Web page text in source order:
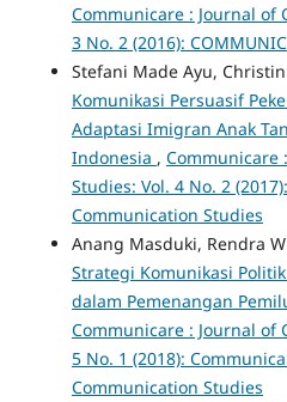
Communicare : Journal of
3 No. 2 (2016):
Stefani Made Ayu,
Komunikasi Persuasif
Adaptasi Imigran Anak
Indonesia , Communicare
Studies: Vol. 4 No. 2
Communication Studies
Anang Masduki, Rendra
Strategi Komunikasi
dalam Pemenangan
Communicare : Journal of
5 No. 1 (2018):
Communication Studies